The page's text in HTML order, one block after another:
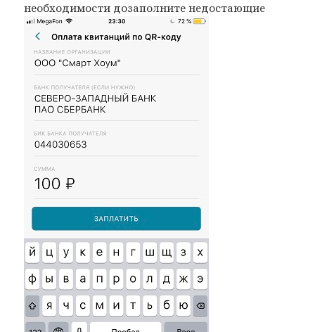
необходимости дозаполните недостающие